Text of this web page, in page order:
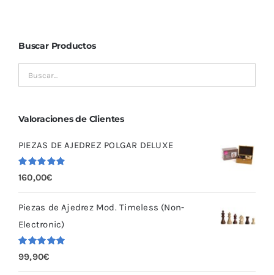
Buscar Productos
Valoraciones de Clientes
PIEZAS DE AJEDREZ POLGAR DELUXE
Valorado
con 5.00
160,00€
Piezas de Ajedrez Mod. Timeless (Non-
Electronic)
Valorado
con 5.00
99,90€